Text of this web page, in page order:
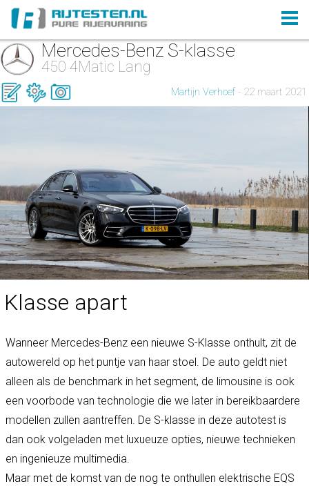
Mercedes-Benz S-klasse
450 4Matic Lang
Martijn Verhoef - 22 maart 2021
Klasse apart
Wanneer Mercedes-Benz een nieuwe S-Klasse onthult, zit de
autowereld op het puntje van haar stoel. De auto geldt niet
alleen als de benchmark in het segment, de limousine is ook
een voorbode van technologie die we later in bereikbaardere
modellen zullen aantreffen. De S-klasse in deze autotest is
dan ook volgeladen met luxueuze opties, nieuwe technieken
en ingenieuze multimedia.
Maar met de komst van de nog te onthullen elektrische EQS